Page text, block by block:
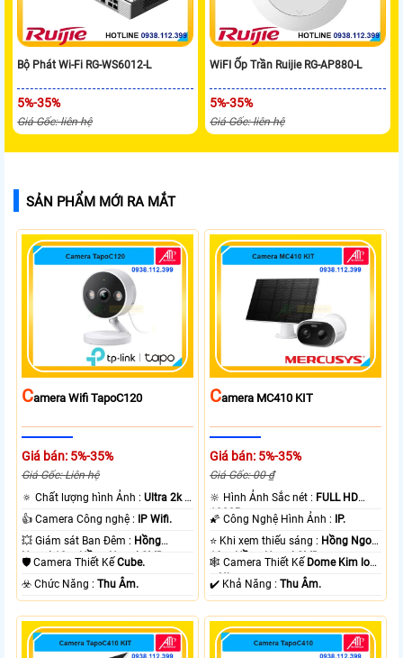
Bộ Phát Wi-Fi RG-WS6012-L
5%-35%
Giá Gốc: liên hệ
WiFI Ốp Trần Ruijie RG-AP880-L
5%-35%
Giá Gốc: liên hệ
SẢN PHẨM MỚI RA MẮT
CAmera Wifi TapoC120
Giá bán: 5%-35%
Giá Gốc: Liên hệ
🔅 Chất lượng hình Ảnh :Ultra 2k +
.
👍 Camera Công nghệ :
IP Wifi.
💥 Giám sát Ban Đêm : Hồng
Ngoại 10m Hồng Ngoại SMD.
🛡 Camera Thiết KếCube.
️☣️ Chức Năng :Thu Âm.
CAmera MC410 KIT
Giá bán: 5%-35%
Giá Gốc: 00 ₫
🔆 Hình Ảnh Sắc nét : FULL HD
1080P .
🌠 Công Nghệ Hình Ảnh :
IP.
⭐ Khi xem thiếu sáng : Hồng Ngoại
10m Hồng Ngoại SMD.
🕸️ Camera Thiết Kế Dome Kim loại
+ Nhựa.
️✔️ Khả Năng :Thu Âm.